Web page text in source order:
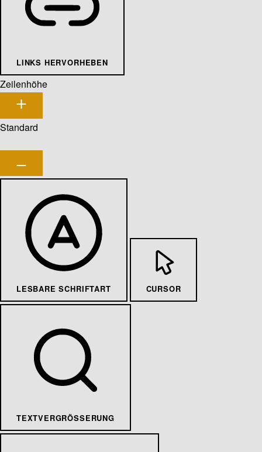
LINKS HERVORHEBEN
Zeilenhöhe
Standard
LESBARE SCHRIFTART CURSOR
TEXTVERGRÖSSERUNG